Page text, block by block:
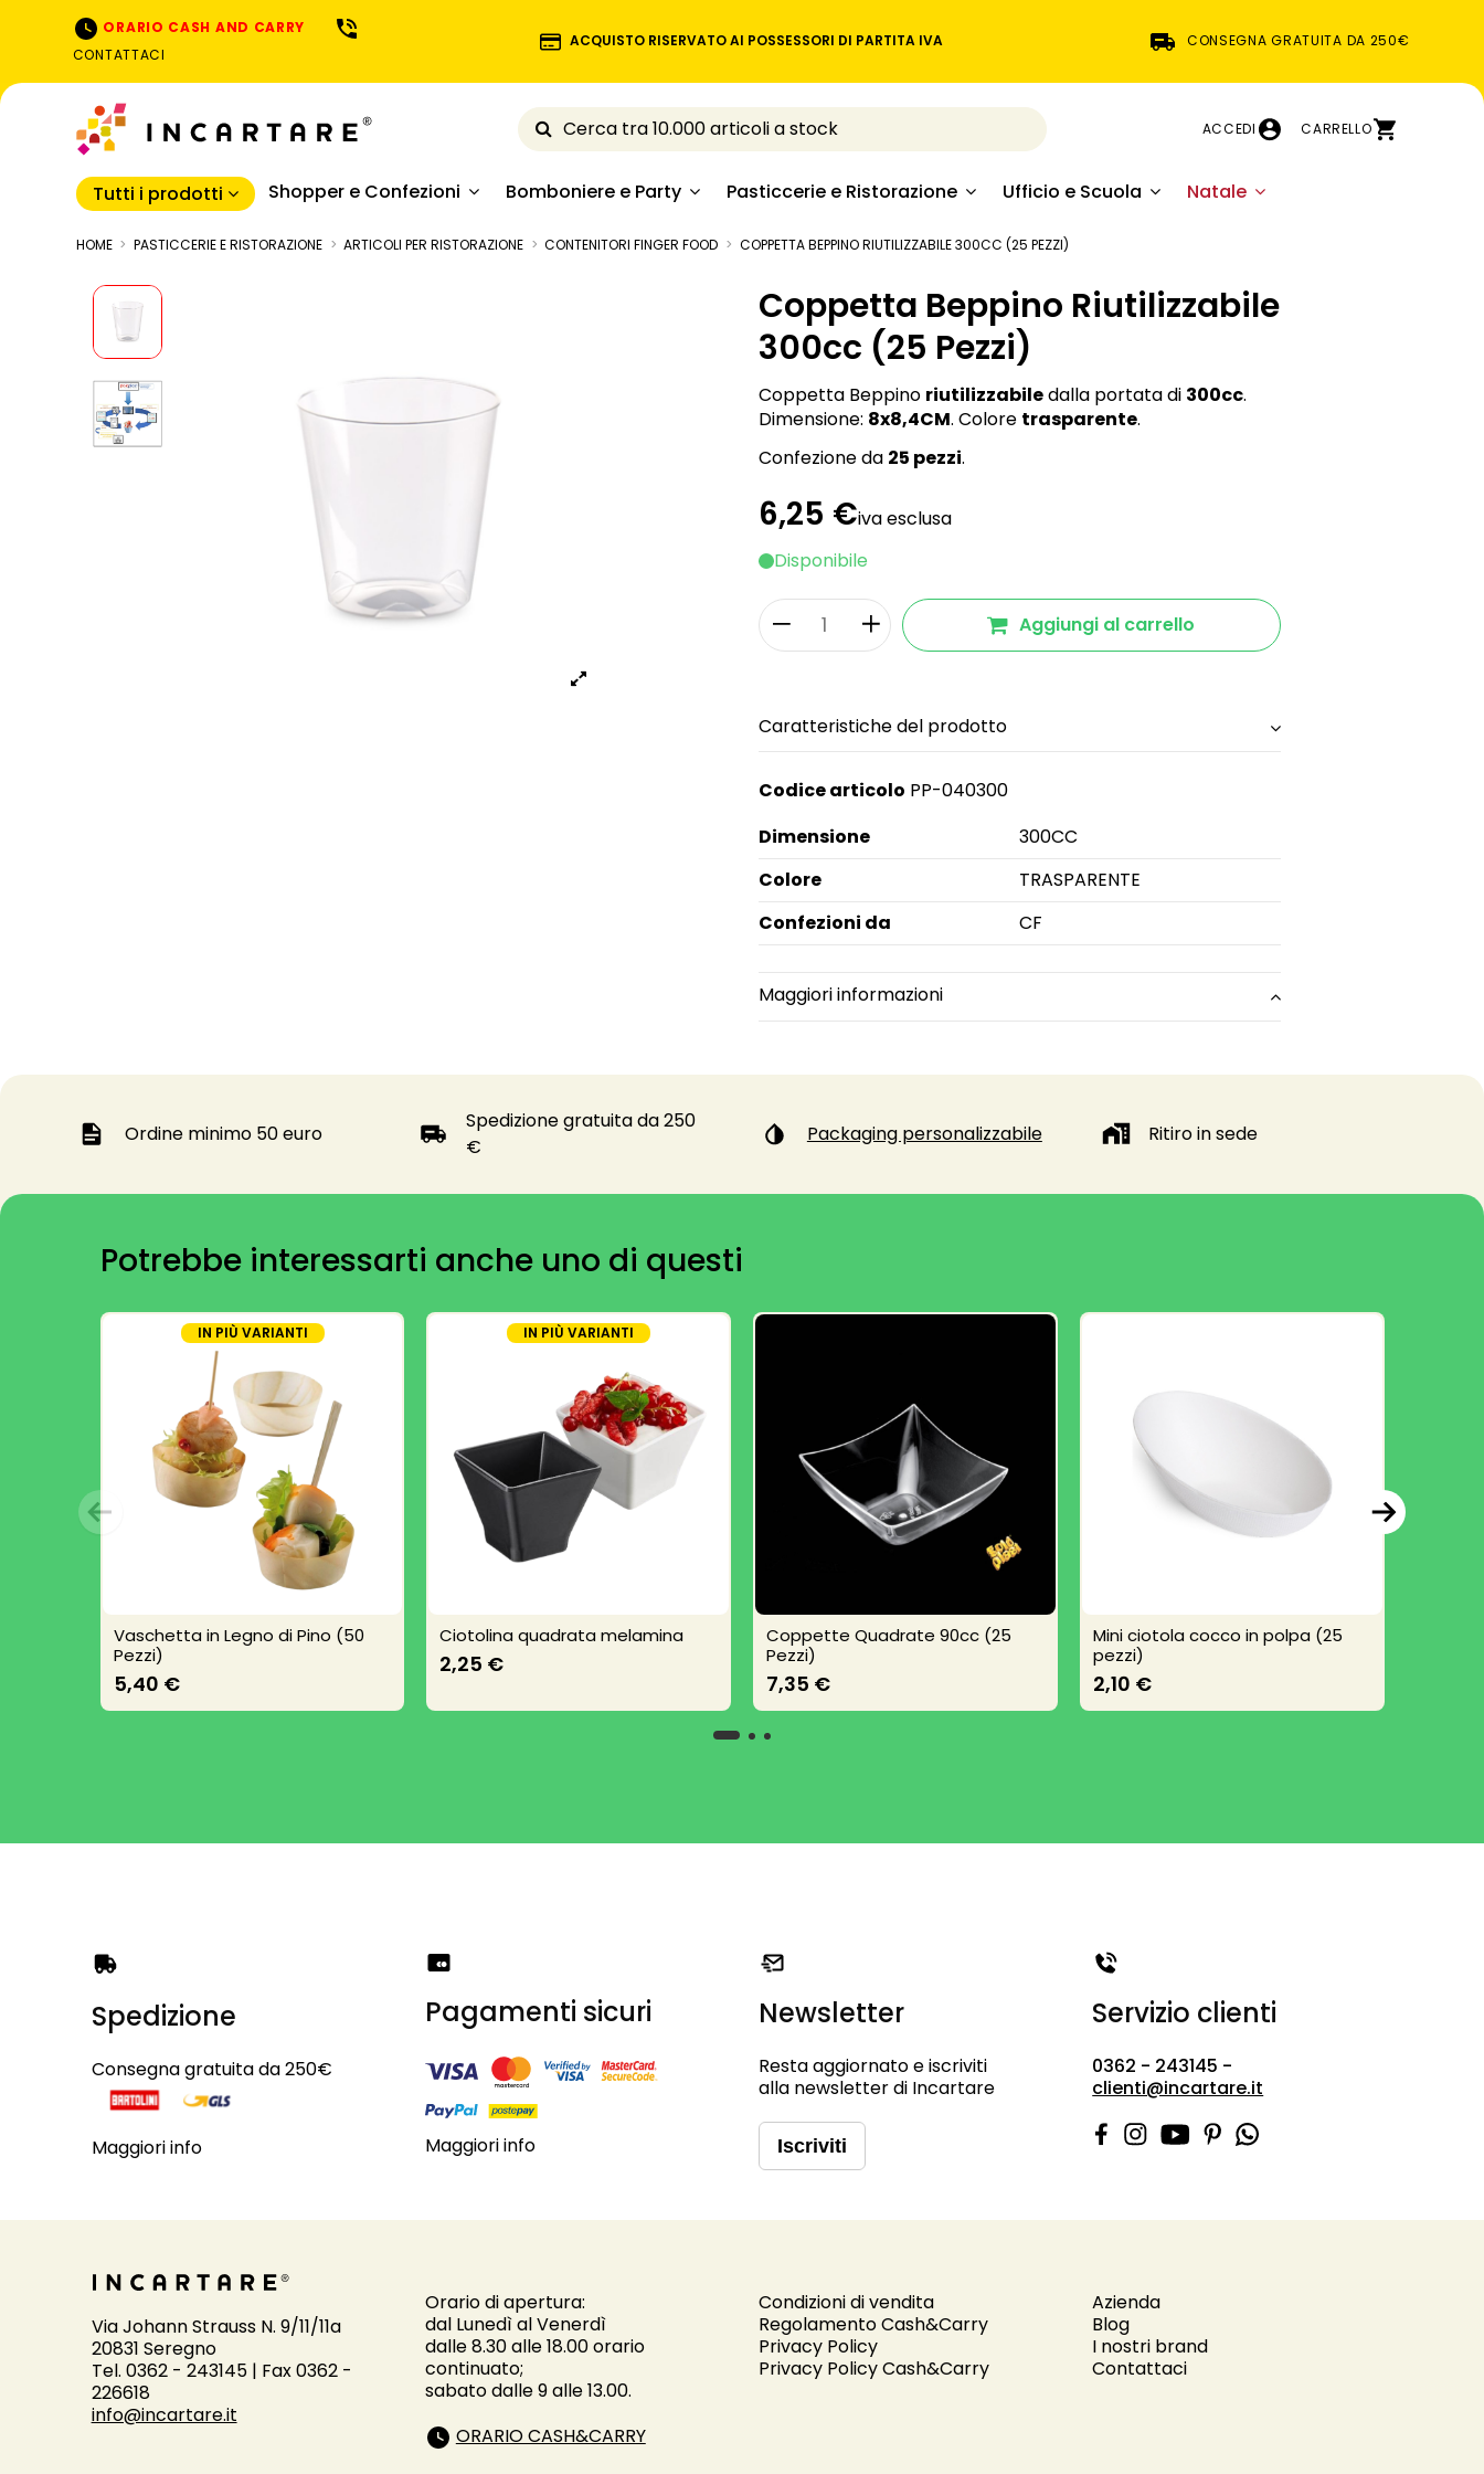
ORARIO CASH AND CARRY
CONTATTACI
ACQUISTO RISERVATO AI POSSESSORI DI PARTITA IVA CONSEGNA GRATUITA DA 250€
ACCEDI CARRELLO
Tutti i prodotti Shopper e Confezioni Bomboniere e Party Pasticcerie e Ristorazione Ufficio e Scuola Natale
HOME PASTICCERIE E RISTORAZIONE ARTICOLI PER RISTORAZIONE CONTENITORI FINGER FOOD COPPETTA BEPPINO RIUTILIZZABILE 300CC (25 PEZZI)
Coppetta Beppino Riutilizzabile
300cc (25 Pezzi)
Coppetta Beppino riutilizzabiledalla portata di 300cc.
Dimensione: 8x8,4CM. Colore trasparente.
Confezione da 25 pezzi.
6,25 €iva esclusa
Disponibile
Aggiungi al carrello
Caratteristiche del prodotto
Codice articolo PP-040300
Dimensione
300CC
Colore
TRASPARENTE
Confezioni da
CF
Maggiori informazioni
Ordine minimo 50 euro
Spedizione gratuita da 250
€
Packaging personalizzabile Ritiro in sede
Potrebbe interessarti anche uno di questi
IN PIÙ VARIANTI
Vaschetta in Legno di Pino (50
Pezzi)
5,40 €
IN PIÙ VARIANTI
Ciotolina quadrata melamina
2,25 €
Coppette Quadrate 90cc (25
Pezzi)
7,35 €
Mini ciotola cocco in polpa (25
pezzi)
2,10 €
Spedizione
Consegna gratuita da 250€
Maggiori info
Pagamenti sicuri
Maggiori info
Newsletter
Resta aggiornato e iscriviti
alla newsletter di Incartare
Iscriviti
Servizio clienti
0362 - 243145 -
clienti@incartare.it
Via Johann Strauss N. 9/11/11a
20831 Seregno
Tel. 0362 - 243145 | Fax 0362 -
226618
info@incartare.it
Orario di apertura:
dal Lunedì al Venerdì
dalle 8.30 alle 18.00 orario
continuato;
sabato dalle 9 alle 13.00.
ORARIO CASH&CARRY
Condizioni di vendita
Regolamento Cash&Carry
Privacy Policy
Privacy Policy Cash&Carry
Azienda
Blog
I nostri brand
Contattaci